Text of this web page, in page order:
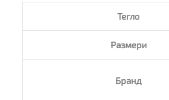
Тегло
Размери
Бранд